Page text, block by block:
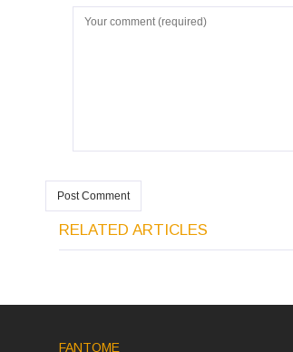
RELATED ARTICLES
FANTOME